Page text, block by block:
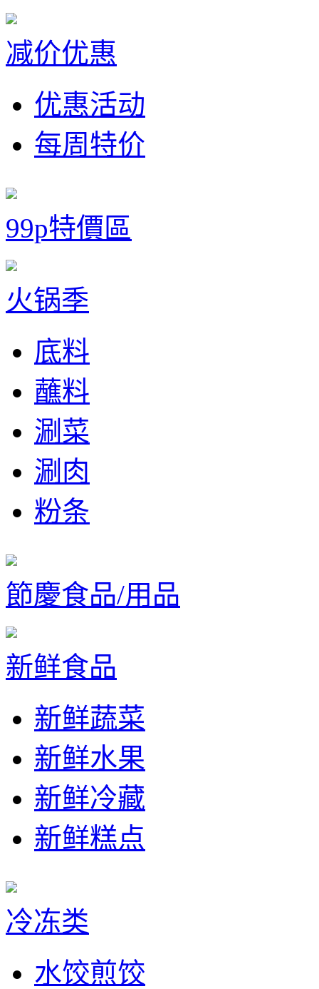
减价优惠
优惠活动
每周特价
99p特價區
火锅季
底料
蘸料
涮菜
涮肉
粉条
節慶食品/用品
新鲜食品
新鲜蔬菜
新鲜水果
新鲜冷藏
新鲜糕点
冷冻类
水饺煎饺